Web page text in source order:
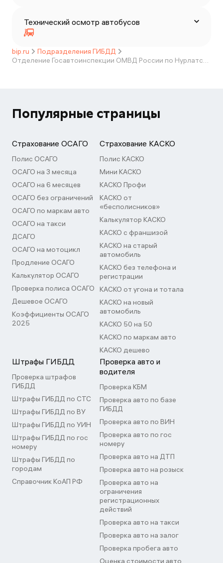
Технический осмотр автобусов
bip.ru
Подразделения ГИБДД
Отделение Госавтоинспекции ОМВД России по Нурлатскому районуу
Популярные страницы
Страхование ОСАГО
Полис ОСАГО
ОСАГО на 3 месяца
ОСАГО на 6 месяцев
ОСАГО без ограничений
ОСАГО по маркам авто
ОСАГО на такси
ДСАГО
ОСАГО на мотоцикл
Продление ОСАГО
Калькулятор ОСАГО
Проверка полиса ОСАГО
Дешевое ОСАГО
Коэффициенты ОСАГО
2025
Страхование КАСКО
Полис КАСКО
Мини КАСКО
КАСКО Профи
КАСКО от
«бесполисников»
Калькулятор КАСКО
КАСКО с франшизой
КАСКО на старый
автомобиль
КАСКО без телефона и
регистрации
КАСКО от угона и тотала
КАСКО на новый
автомобиль
КАСКО 50 на 50
КАСКО по маркам авто
КАСКО дешево
Штрафы ГИБДД
Проверка штрафов
ГИБДД
Штрафы ГИБДД по СТС
Штрафы ГИБДД по ВУ
Штрафы ГИБДД по УИН
Штрафы ГИБДД по гос
номеру
Штрафы ГИБДД по
городам
Справочник КоАП РФ
Проверка авто и
водителя
Проверка КБМ
Проверка авто по базе
ГИБДД
Проверка авто по ВИН
Проверка авто по гос
номеру
Проверка авто на ДТП
Проверка авто на розыск
Проверка авто на
ограничения
регистрационных
действий
Проверка авто на такси
Проверка авто на залог
Проверка пробега авто
Оценка стоимости авто